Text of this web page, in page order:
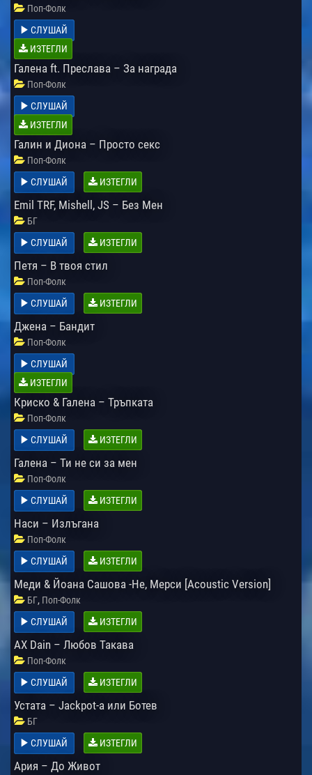
Поп-Фолк
СЛУШАЙ
ИЗТЕГЛИ
Галена ft. Преслава – За награда
Поп-Фолк
СЛУШАЙ
ИЗТЕГЛИ
Галин и Диона – Просто секс
Поп-Фолк
СЛУШАЙ
ИЗТЕГЛИ
Emil TRF, Mishell, JS – Без Мен
БГ
СЛУШАЙ
ИЗТЕГЛИ
Петя – В твоя стил
Поп-Фолк
СЛУШАЙ
ИЗТЕГЛИ
Джена – Бандит
Поп-Фолк
СЛУШАЙ
ИЗТЕГЛИ
Криско & Галена – Тръпката
Поп-Фолк
СЛУШАЙ
ИЗТЕГЛИ
Галена – Ти не си за мен
Поп-Фолк
СЛУШАЙ
ИЗТЕГЛИ
Наси – Излъгана
Поп-Фолк
СЛУШАЙ
ИЗТЕГЛИ
Меди & Йоана Сашова -Не, Мерси [Acoustic Version]
БГ, Поп-Фолк
СЛУШАЙ
ИЗТЕГЛИ
AX Dain – Любов Такава
Поп-Фолк
СЛУШАЙ
ИЗТЕГЛИ
Устата – Jackpot-a или Ботев
БГ
СЛУШАЙ
ИЗТЕГЛИ
Ария – До Живот